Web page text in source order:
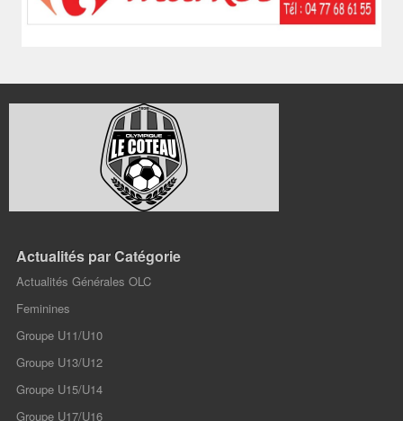
Actualités par Catégorie
Actualités Générales OLC
Feminines
Groupe U11/U10
Groupe U13/U12
Groupe U15/U14
Groupe U17/U16